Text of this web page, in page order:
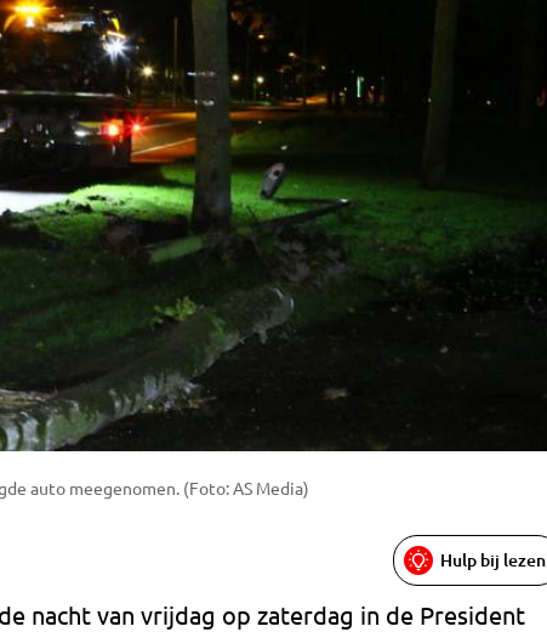
auto meegenomen. (Foto: AS Media)
Hulp bij lezen
nacht van vrijdag op zaterdag in de President